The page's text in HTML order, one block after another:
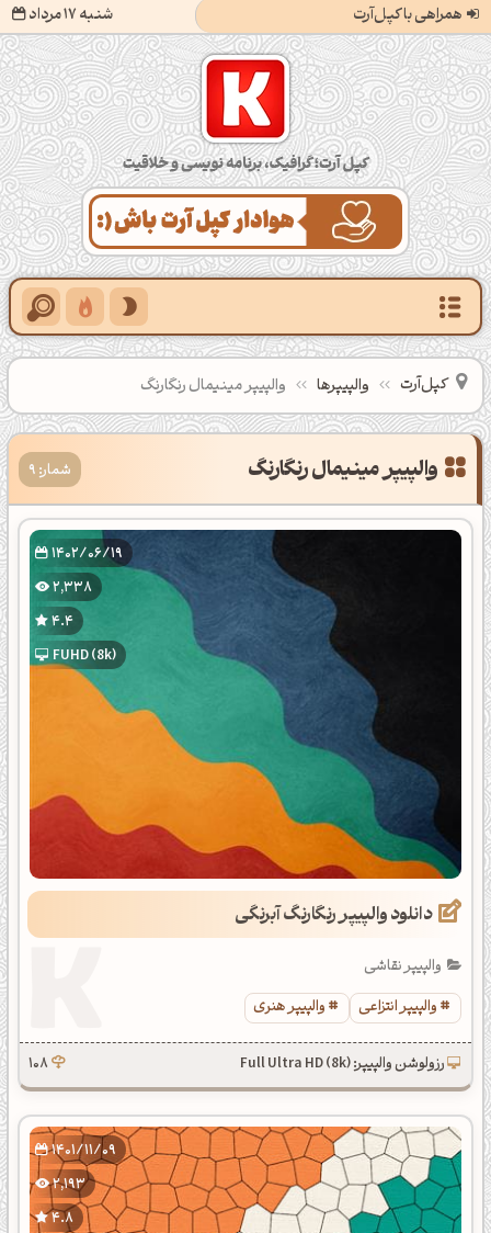
همراهی با کپل‌آرت شنبه 17 مرداد
کپل‌آرت؛ گرافیک، برنامه‌نویسی و خلاقیت
کپل‌آرت والپیپرها والپیپر مینیمال رنگارنگ
شمار: 9
1402/06/19
2,338
4.4
FUHD (8k)
دانلود والپیپر رنگارنگ آبرنگی
والپیپر نقاشی
والپیپر انتزاعی
والپیپر هنری
رزولوشن والپیپر: Full Ultra HD (8k) 108
1401/11/09
2,193
4.8